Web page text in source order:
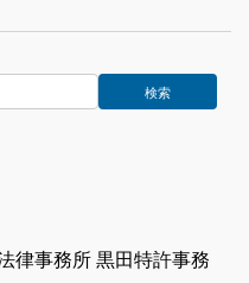
律事務所 黒田特許事務